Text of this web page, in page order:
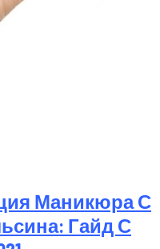
Маникюра С
Гайд С